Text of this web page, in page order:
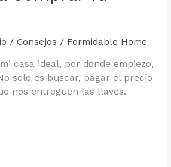
/ Consejos / Formidable Home
casa ideal, por donde empiezo,
solo es buscar, pagar el precio
nos entreguen las llaves.